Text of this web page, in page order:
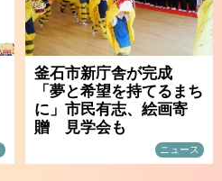
釜石市新庁舎が完成
「夢と希望を持てるまち
に」市民有志、絵画寄
贈 見学会も
ニュース